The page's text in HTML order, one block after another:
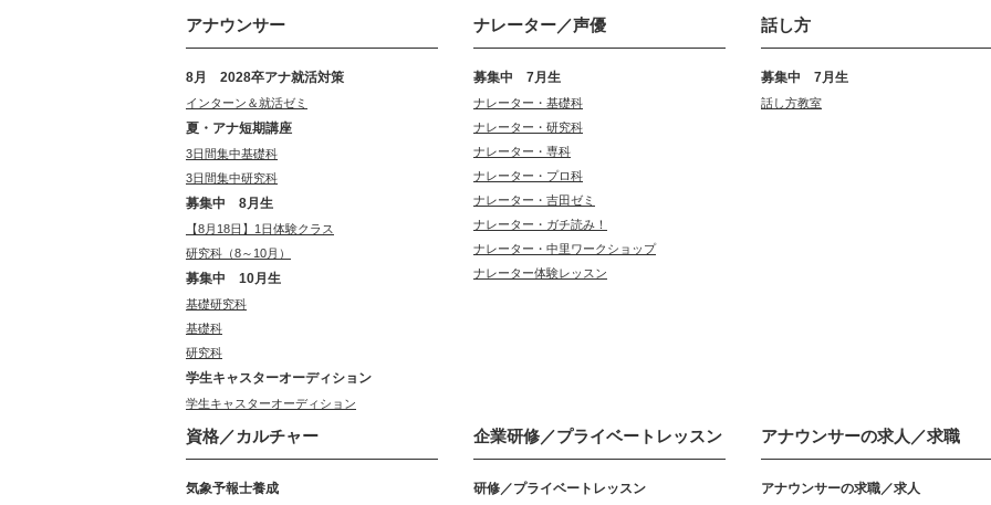
アナウンサー
8月 2028卒アナ就活対策
インターン＆就活ゼミ
夏・アナ短期講座
3日間集中基礎科
3日間集中研究科
募集中 8月生
【8月18日】1日体験クラス
研究科（8～10月）
募集中 10月生
基礎研究科
基礎科
研究科
学生キャスターオーディション
学生キャスターオーディション
ナレーター／声優
募集中 7月生
ナレーター・基礎科
ナレーター・研究科
ナレーター・専科
ナレーター・プロ科
ナレーター・吉田ゼミ
ナレーター・ガチ読み！
ナレーター・中里ワークショップ
ナレーター体験レッスン
話し方
募集中 7月生
話し方教室
資格／カルチャー
気象予報士養成
企業研修／プライベートレッスン
研修／プライベートレッスン
アナウンサーの求人／求職
アナウンサーの求職／求人